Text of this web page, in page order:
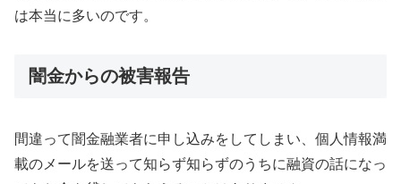
は本当に多いのです。
闇金からの被害報告
間違って闇金融業者に申し込みをしてしまい、個人情報満
載のメールを送って知らず知らずのうちに融資の話になっ